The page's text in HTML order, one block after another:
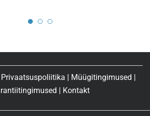
Privaatsuspoliitika Müügitingimused
Kontakt